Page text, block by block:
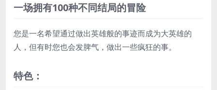
一场拥有100种不同结局的冒险
您是一名希望通过做出英雄般的事迹而成为大英雄的
人，但有时您也会发脾气，做出一些疯狂的事。
特色：